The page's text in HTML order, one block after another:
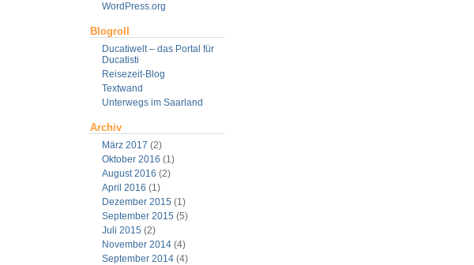
WordPress.org
Blogroll
Ducatiwelt – das Portal für
Ducatisti
Reisezeit-Blog
Textwand
Unterwegs im Saarland
Archiv
März 2017 (2)
Oktober 2016 (1)
August 2016 (2)
April 2016 (1)
Dezember 2015 (1)
September 2015 (5)
Juli 2015 (2)
November 2014(4)
September 2014(4)